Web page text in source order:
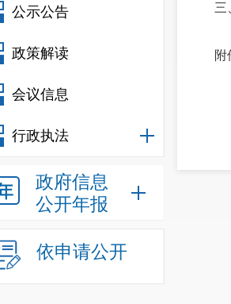
公示公告
政策解读
会议信息
行政执法
政府信息
公开年报
依申请公开
三
附